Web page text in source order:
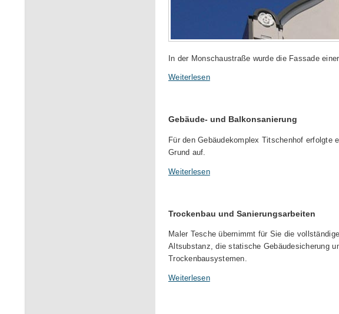
In der Monschaustraße wurde die Fassade
Weiterlesen
Gebäude- und Balkonsanierung
Für den Gebäudekomplex Titschenhof erfolgte
Grund auf.
Weiterlesen
Trockenbau und Sanierungsarbeiten
Maler Tesche übernimmt für Sie die
Altsubstanz, die statische Gebäudesicherung
Trockenbausystemen.
Weiterlesen